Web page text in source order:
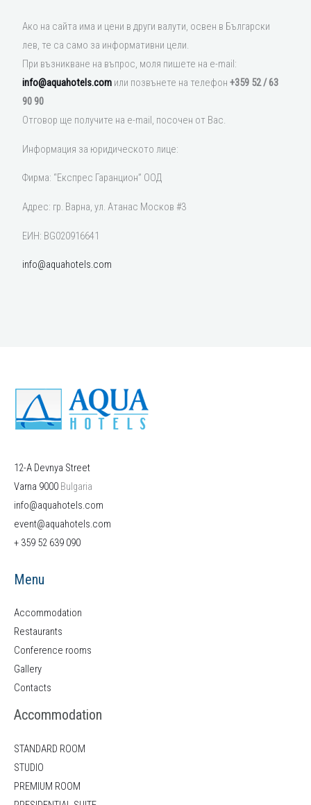
Ако на сайта има и цени в други валути, освен в Български
лев, те са само за информативни цели.
При възникване на въпрос, моля пишете на e-mail:
info@aquahotels.com или позвънете на телефон+359 52 / 63
90 90
Отговор ще получите на e-mail, посочен от Вас.
Информация за юридическото лице:
Фирма: “Експрес Гаранцион” ООД
Адрес: гр. Варна, ул. Атанас Москов #3
ЕИН: BG020916641
info@aquahotels.com
12-A Devnya Street
Varna 9000 Bulgaria
info@aquahotels.com
event@aquahotels.com
+ 359 52 639 090
Menu
Accommodation
Restaurants
Conference rooms
Gallery
Contacts
Accommodation
STANDARD ROOM
STUDIO
PREMIUM ROOM